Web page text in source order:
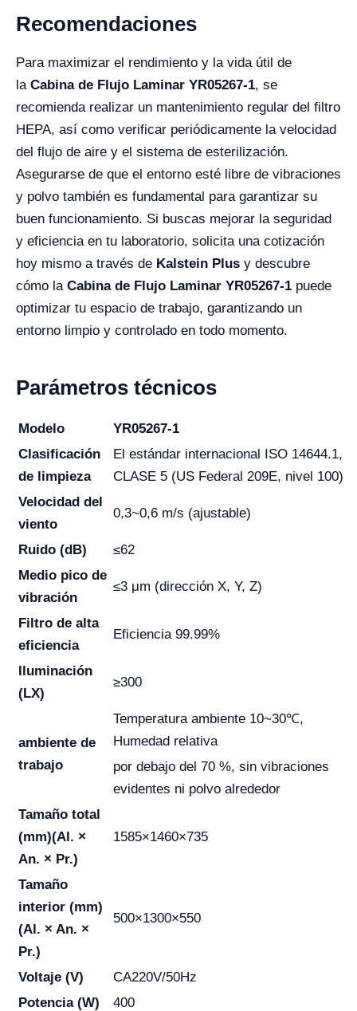
Recomendaciones
Para maximizar el rendimiento y la vida útil de
la Cabina de Flujo Laminar YR05267-1, se
recomienda realizar un mantenimiento regular del filtro
HEPA, así como verificar periódicamente la velocidad
del flujo de aire y el sistema de esterilización.
Asegurarse de que el entorno esté libre de vibraciones
y polvo también es fundamental para garantizar su
buen funcionamiento. Si buscas mejorar la seguridad
y eficiencia en tu laboratorio, solicita una cotización
hoy mismo a través de Kalstein Plus y descubre
cómo la Cabina de Flujo Laminar YR05267-1 puede
optimizar tu espacio de trabajo, garantizando un
entorno limpio y controlado en todo momento.
Parámetros técnicos
Modelo
YR05267-1
Clasificación
de limpieza
El estándar internacional ISO 14644.1,
CLASE 5 (US Federal 209E, nivel 100)
Velocidad del
viento
0,3~0,6 m/s (ajustable)
Ruido (dB)
≤62
Medio pico de
vibración
≤3 μm (dirección X, Y, Z)
Filtro de alta
eficiencia
Eficiencia 99.99%
Iluminación
(LX)
≥300
ambiente de
trabajo
Temperatura ambiente 10~30℃,
Humedad relativa
por debajo del 70 %, sin vibraciones
evidentes ni polvo alrededor
Tamaño total
(mm)(Al. ×
An. × Pr.)
1585×1460×735
Tamaño
interior (mm)
(Al. × An. ×
Pr.)
500×1300×550
Voltaje (V)
CA220V/50Hz
Potencia (W)
400